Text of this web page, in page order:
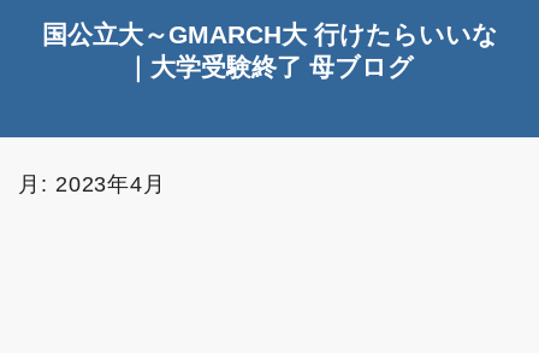
国公立大～GMARCH大 行けたらいいな
｜大学受験終了 母ブログ
月: 2023年4月